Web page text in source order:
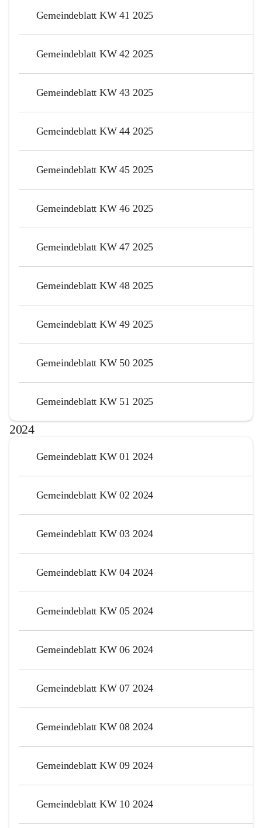
Gemeindeblatt KW 41 2025
Gemeindeblatt KW 42 2025
Gemeindeblatt KW 43 2025
Gemeindeblatt KW 44 2025
Gemeindeblatt KW 45 2025
Gemeindeblatt KW 46 2025
Gemeindeblatt KW 47 2025
Gemeindeblatt KW 48 2025
Gemeindeblatt KW 49 2025
Gemeindeblatt KW 50 2025
Gemeindeblatt KW 51 2025
2024
Gemeindeblatt KW 01 2024
Gemeindeblatt KW 02 2024
Gemeindeblatt KW 03 2024
Gemeindeblatt KW 04 2024
Gemeindeblatt KW 05 2024
Gemeindeblatt KW 06 2024
Gemeindeblatt KW 07 2024
Gemeindeblatt KW 08 2024
Gemeindeblatt KW 09 2024
Gemeindeblatt KW 10 2024